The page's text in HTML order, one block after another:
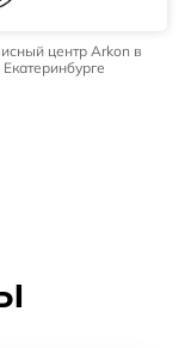
центр Arkon в
Екатеринбурге